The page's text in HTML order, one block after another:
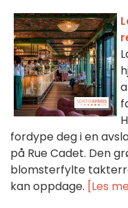
fordype deg i en
på Rue Cadet. Den
blomsterfylte
kan oppdage. [Les